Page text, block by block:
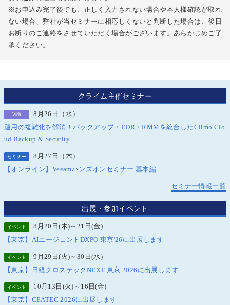
※お申込み完了後でも、正しく入力されない場合や本人様確認が取れ
ない場合、弊社が当セミナーに相応しくないと判断した場合は、後日
お断りのご連絡をさせていただく場合がございます。あらかじめご了
承ください。
クライム主催セミナー
Web
8月26日（水）
運用の複雑化を解消！バックアップ・EDR・RMMを統合したClimb Clo
ud Backup & Security
セミナー
8月27日（木）
【オンライン】Veeamハンズオンセミナー 基本編
セミナー情報一覧
出展・参加イベント
イベント
8月20日(木)～21日(金)
【東京】AIエージェントDXPO 東京'26に出展します
イベント
9月29日(火)～30日(水)
【東京】日経クロステックNEXT 東京 2026に出展します
イベント
10月13日(火)～16日(金)
【東京】CEATEC 2026に出展します